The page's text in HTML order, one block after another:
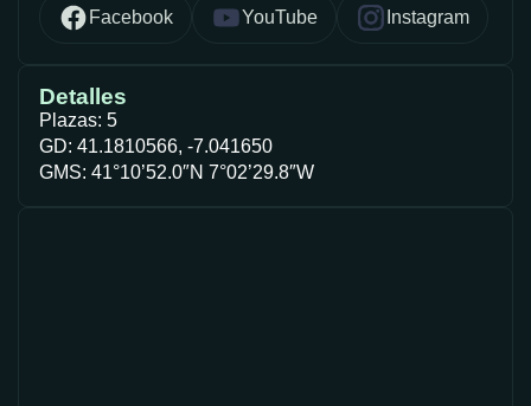
Facebook YouTube Instagram
Detalles
Plazas: 5
GD: 41.1810566, -7.041650
GMS: 41°10’52.0″N 7°02’29.8″W